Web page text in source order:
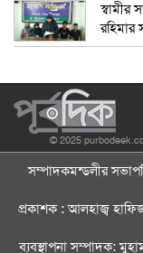
স্বামীর
রহিমার
© 2025
সম্পাদকমন্ডলীর
প্রকাশক : আলহাজ্ব
ব্যবস্থাপনা সম্পাদক: